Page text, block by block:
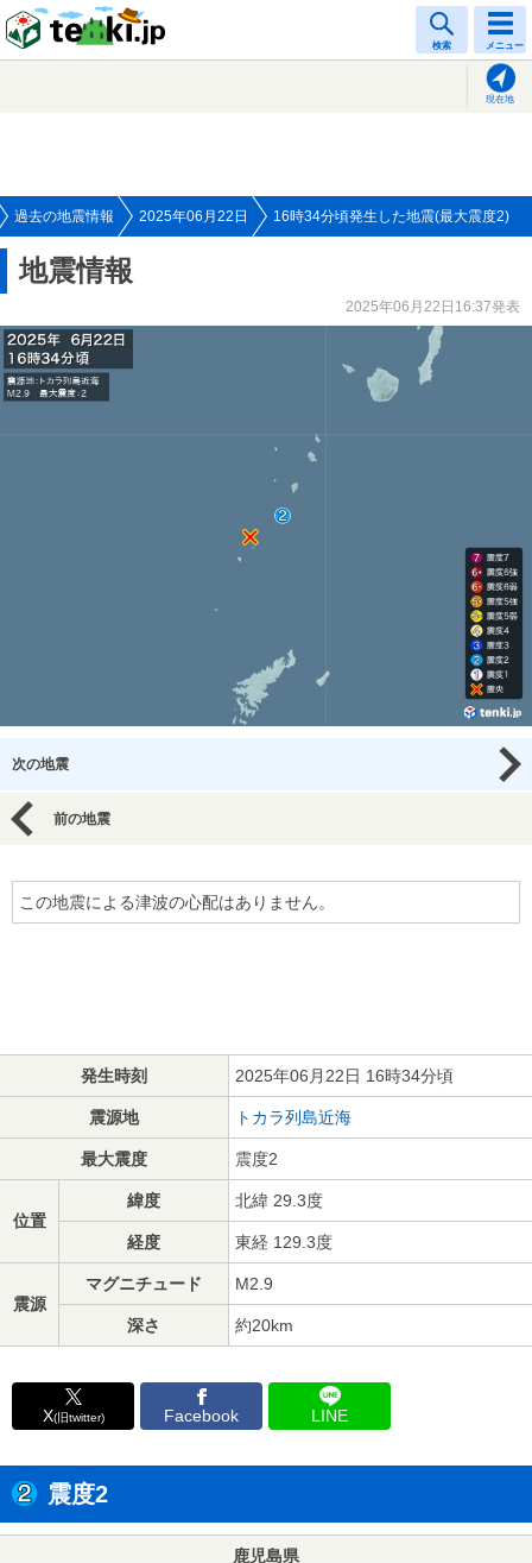
検索 メニュー
現在地
過去の地震情報 2025年06月22日 16時34分頃発生した地震(最大震度2)
地震情報
2025年06月22日16:37発表
次の地震
前の地震
この地震による津波の心配はありません。
発生時刻 2025年06月22日 16時34分頃
震源地 トカラ列島近海
最大震度 震度2
位置
緯度 北緯 29.3度
経度 東経 129.3度
震源
マグニチュード M2.9
深さ 約20km
X(旧twitter) Facebook LINE
震度2
鹿児島県